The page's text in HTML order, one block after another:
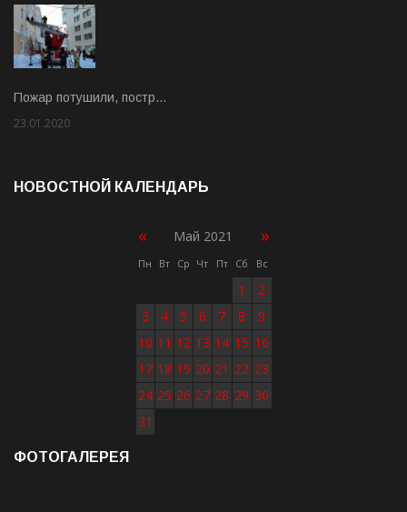
Пожар потушили, постр…
23.01.2020
НОВОСТНОЙ КАЛЕНДАРЬ
« Май 2021 »
Пн Вт Ср Чт Пт Сб Вс
1
2
3
4 5 6 7 8
9
10 11 12 13 14 15 16
17 18 19 20 21 22 23
24 25 26 27 28 29 30
31
ФОТОГАЛЕРЕЯ